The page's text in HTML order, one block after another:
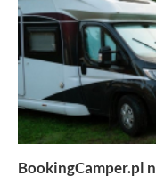
BookingCamper.pl